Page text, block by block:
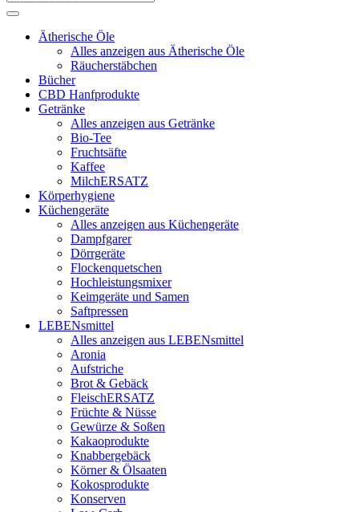
Ätherische Öle
Alles anzeigen aus Ätherische Öle
Räucherstäbchen
Bücher
CBD Hanfprodukte
Getränke
Alles anzeigen aus Getränke
Bio-Tee
Fruchtsäfte
Kaffee
MilchERSATZ
Körperhygiene
Küchengeräte
Alles anzeigen aus Küchengeräte
Dampfgarer
Dörrgeräte
Flockenquetschen
Hochleistungsmixer
Keimgeräte und Samen
Saftpressen
LEBENsmittel
Alles anzeigen aus LEBENsmittel
Aronia
Aufstriche
Brot & Gebäck
FleischERSATZ
Früchte & Nüsse
Gewürze & Soßen
Kakaoprodukte
Knabbergebäck
Körner & Ölsaaten
Kokosprodukte
Konserven